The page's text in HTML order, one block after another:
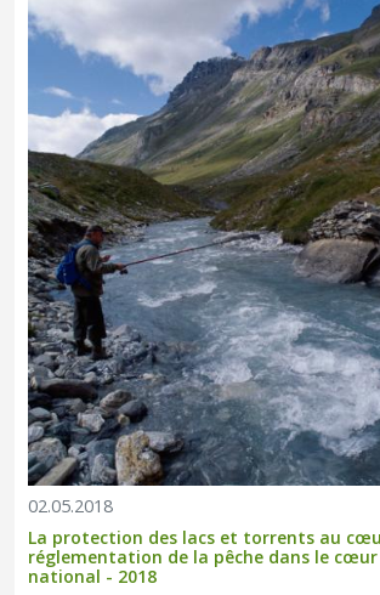
02.05.2018
La protection des lacs et torrents au
réglementation de la pêche dans le cœur
national - 2018